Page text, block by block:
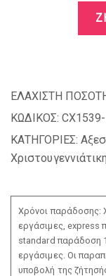
ΕΛΑΧΙΣΤΗ
ΚΩΔΙΚΟΣ:
ΚΑΤΗΓΟΡΙΕΣ:
Χρόνοι παράδοσης:
εργάσιμες, express
standard παράδοση
εργάσιμες. Οι
υποβολή της